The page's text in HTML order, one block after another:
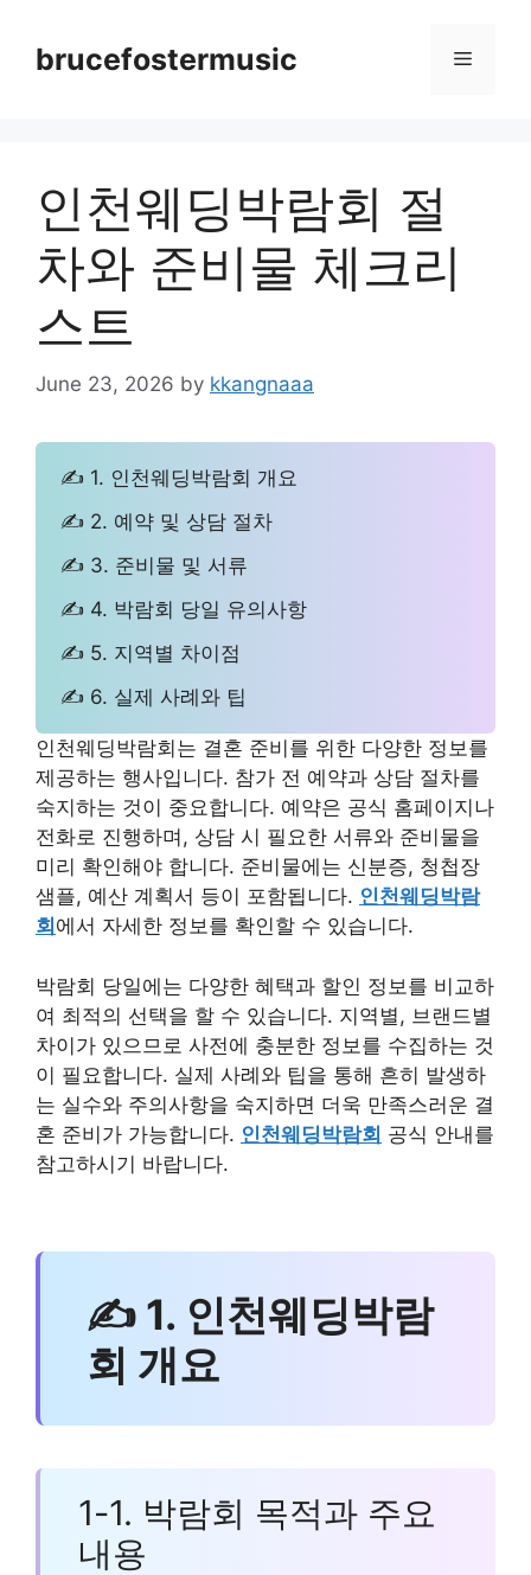
contentbrucefostermusic Menu
인천웨딩박람회 절
차와 준비물 체크리
스트
June 23, 2026 by kkangnaaa
✍ 1. 인천웨딩박람회 개요
✍ 2. 예약 및 상담 절차
✍ 3. 준비물 및 서류
✍ 4. 박람회 당일 유의사항
✍ 5. 지역별 차이점
✍ 6. 실제 사례와 팁
인천웨딩박람회는 결혼 준비를 위한 다양한 정보를
제공하는 행사입니다. 참가 전 예약과 상담 절차를
숙지하는 것이 중요합니다. 예약은 공식 홈페이지나
전화로 진행하며, 상담 시 필요한 서류와 준비물을
미리 확인해야 합니다. 준비물에는 신분증, 청첩장
샘플, 예산 계획서 등이 포함됩니다. 인천웨딩박람
회 에서 자세한 정보를 확인할 수 있습니다.
박람회 당일에는 다양한 혜택과 할인 정보를 비교하
여 최적의 선택을 할 수 있습니다. 지역별, 브랜드별
차이가 있으므로 사전에 충분한 정보를 수집하는 것
이 필요합니다. 실제 사례와 팁을 통해 흔히 발생하
는 실수와 주의사항을 숙지하면 더욱 만족스러운 결
혼 준비가 가능합니다. 인천웨딩박람회 공식 안내를
참고하시기 바랍니다.
✍ 1. 인천웨딩박람
회 개요
1-1. 박람회 목적과 주요
내용